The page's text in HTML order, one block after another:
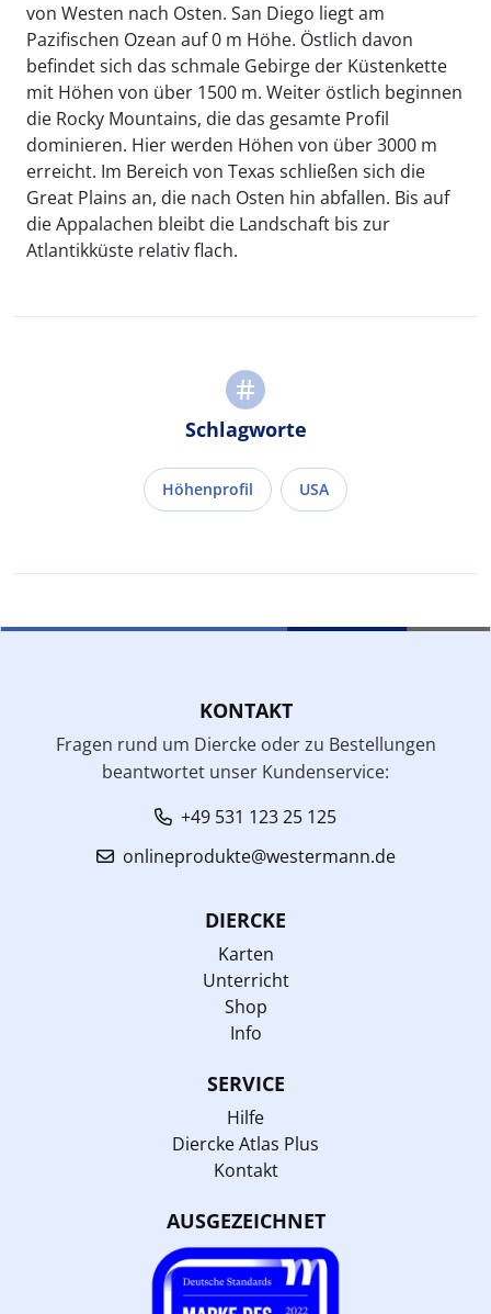
von Westen nach Osten. San Diego liegt am
Pazifischen Ozean auf 0 m Höhe. Östlich davon
befindet sich das schmale Gebirge der Küstenkette
mit Höhen von über 1500 m. Weiter östlich beginnen
die Rocky Mountains, die das gesamte Profil
dominieren. Hier werden Höhen von über 3000 m
erreicht. Im Bereich von Texas schließen sich die
Great Plains an, die nach Osten hin abfallen. Bis auf
die Appalachen bleibt die Landschaft bis zur
Atlantikküste relativ flach.
Schlagworte
Höhenprofil USA
KONTAKT
Fragen rund um Diercke oder zu Bestellungen
beantwortet unser Kundenservice:
+49 531 123 25 125
onlineprodukte@westermann.de
DIERCKE
Karten
Unterricht
Shop
Info
SERVICE
Hilfe
Diercke Atlas Plus
Kontakt
AUSGEZEICHNET